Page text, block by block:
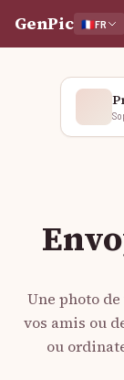
GenPic 🇫🇷FR
Une photo
vos amis ou
ou